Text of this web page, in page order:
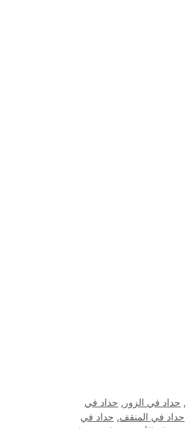
, حداد في الزور , حداد في
حداد في المنقف, حداد في